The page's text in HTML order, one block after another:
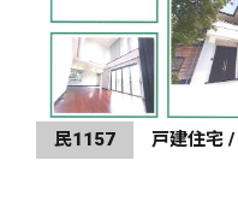
民1157 戸建住宅 /